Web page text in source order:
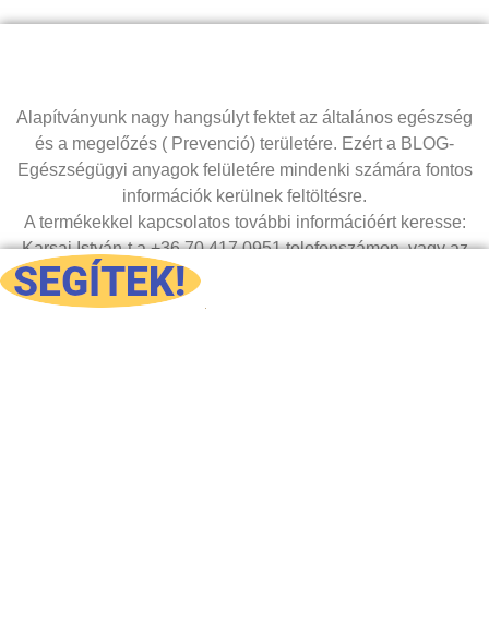
Alapítványunk nagy hangsúlyt fektet az általános egészség
és a megelőzés ( Prevenció) területére. Ezért a BLOG-
Egészségügyi anyagok felületére mindenki számára fontos
információk kerülnek feltöltésre.
A termékekkel kapcsolatos további információért keresse:
Karsai István-t a +36 70 417 0951 telefonszámon, vagy az
alapítvány e mail címén: